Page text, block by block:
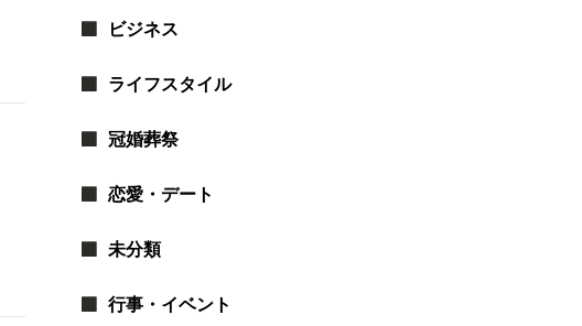
ビジネス
ライフスタイル
冠婚葬祭
恋愛・デート
未分類
行事・イベント